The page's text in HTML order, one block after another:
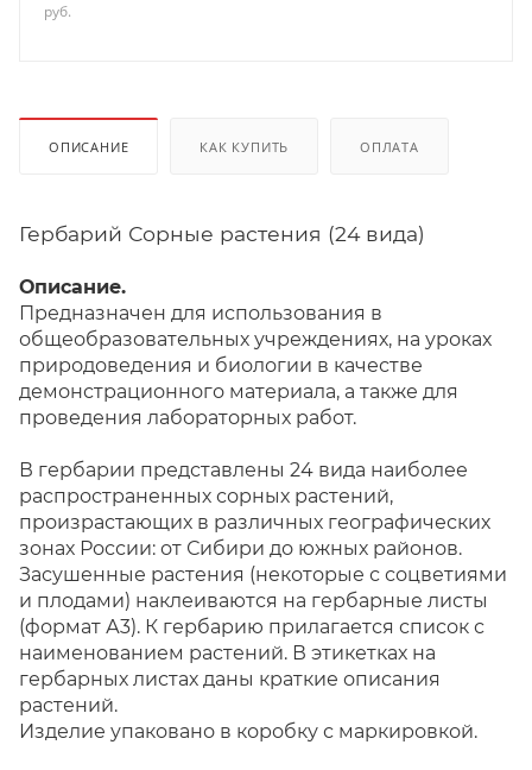
руб.
ОПИСАНИЕ КАК КУПИТЬ ОПЛАТА
Гербарий Сорные растения (24 вида)
Описание.
Предназначен для использования в
общеобразовательных учреждениях, на уроках
природоведения и биологии в качестве
демонстрационного материала, а также для
проведения лабораторных работ.
В гербарии представлены 24 вида наиболее
распространенных сорных растений,
произрастающих в различных географических
зонах России: от Сибири до южных районов.
Засушенные растения (некоторые с соцветиями
и плодами) наклеиваются на гербарные листы
(формат А3). К гербарию прилагается список с
наименованием растений. В этикетках на
гербарных листах даны краткие описания
растений.
Изделие упаковано в коробку с маркировкой.